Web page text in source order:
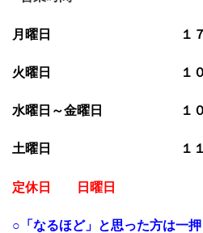
月曜日 １７：００
火曜日 １０：００
水曜日～金曜日 １０：
土曜日 １１：００
定休日 日曜日
○「なるほど」と思った方は一